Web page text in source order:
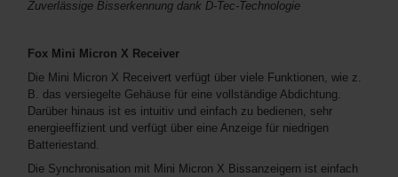
Zuverlässige Bisserkennung dank D-Tec-Technologie
Fox Mini Micron X Receiver
Die Mini Micron X Receivert verfügt über viele Funktionen, wie z.
B. das versiegelte Gehäuse für eine vollständige Abdichtung.
Darüber hinaus ist es intuitiv und einfach zu bedienen, sehr
energieeffizient und verfügt über eine Anzeige für niedrigen
Batteriestand.
Die Synchronisation mit Mini Micron X Bissanzeigern ist einfach